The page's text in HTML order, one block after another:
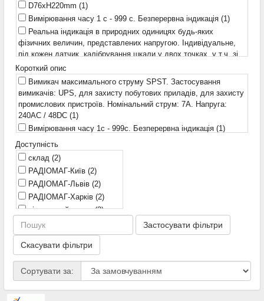
D76xH220mm (1)
Вимірювання часу 1 с - 999 с. Безперервна індикація (1)
Реальна індикація в природних одиницях будь-яких
фізичних величин, представлених напругою. Індивідуальне,
під кожен датчик, калібрування шкали у двох точках, у т.ч. зі
зсувом нуля, наприклад для сигналу 4...20mA. Чутливість 3V.
Вихід "Більше порога" з регульованим гістерезисом. Задання
порога в природних одиницях фізичної величини.
Короткий опис
Вимикач максимального струму SPST. Застосування
вимикачів: UPS, для захисту побутових приладів, для захисту
промислових пристроїв. Номінальний струм: 7A. Напруга:
240AC / 48DC (1)
Вимірювання часу 1с - 999с. Безперервна індикація (1)
Реальна індикація в природних одиницях будь-яких
фізичних величин, представлених напругою. Індивідуальне,
під кожен датчик, калібрування шкали у двох точках, у т.ч. зі
зсувом нуля, наприклад для сигналу 4...20mA. Чутливість 3V.
Вихід "Більше порога" з регульованим гістерезисом. Задання
порога в природних одиницях фізичної величини.
Чохол для SSD 2.5 до 3.5
3-фазний конденсатор. Cn = 3 * 23μF. Un = 750VAC. Imax = 3
* 43A(1)
Доступність
склад (2)
РАДІОМАГ-Київ (2)
РАДІОМАГ-Львів (2)
РАДІОМАГ-Харків (2)
віддалений склад(2)
РАДІОМАГ-Дніпро
Застосувати фільтри
Скасувати фільтри
Сортувати за: